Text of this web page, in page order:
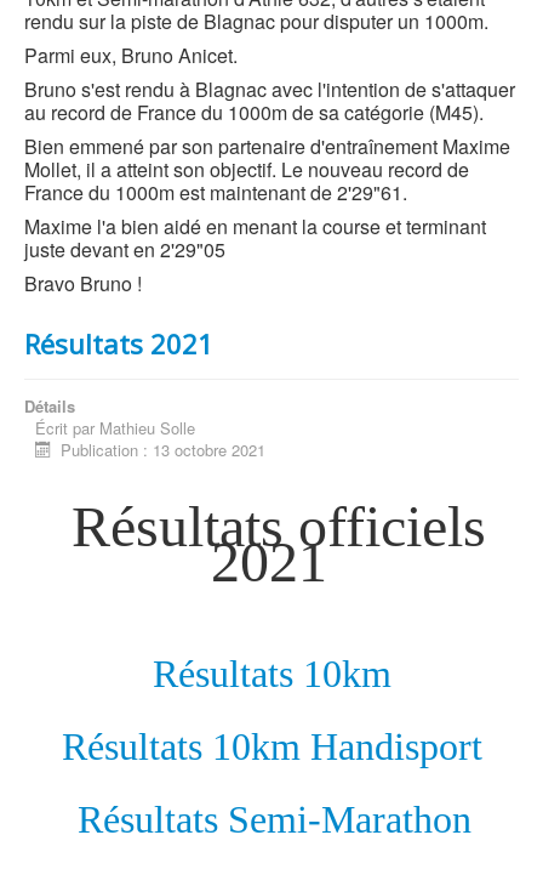
rendu sur la piste de Blagnac pour disputer un 1000m.
Parmi eux, Bruno Anicet.
Bruno s'est rendu à Blagnac avec l'intention de s'attaquer
au record de France du 1000m de sa catégorie (M45).
Bien emmené par son partenaire d'entraînement Maxime
Mollet, il a atteint son objectif. Le nouveau record de
France du 1000m est maintenant de 2'29"61.
Maxime l'a bien aidé en menant la course et terminant
juste devant en 2'29"05
Bravo Bruno !
Résultats 2021
Détails
Écrit par Mathieu Solle
Publication : 13 octobre 2021
Résultats officiels
2021
Résultats 10km
Résultats 10km Handisport
Résultats Semi-Marathon